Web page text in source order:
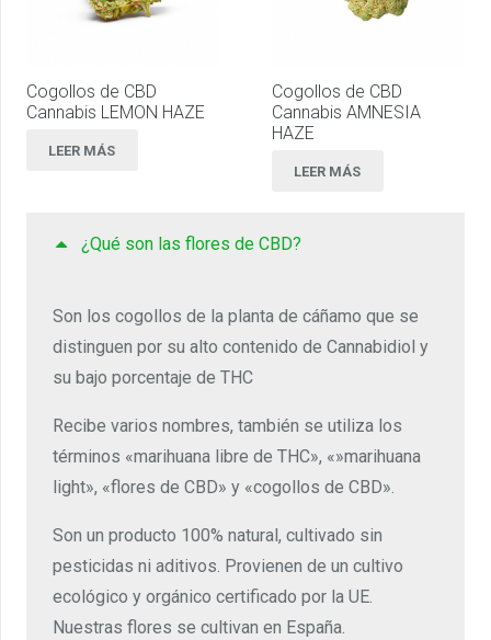
Cogollos de CBD
Cannabis LEMON HAZE
LEER MÁS
Cogollos de CBD
Cannabis AMNESIA
HAZE
LEER MÁS
¿Qué son las flores de CBD?
Son los cogollos de la planta de cáñamo que se
distinguen por su alto contenido de Cannabidiol y
su bajo porcentaje de THC
Recibe varios nombres, también se utiliza los
términos «marihuana libre de THC», «»marihuana
light», «flores de CBD» y «cogollos de CBD».
Son un producto 100% natural, cultivado sin
pesticidas ni aditivos. Provienen de un cultivo
ecológico y orgánico certificado por la UE.
Nuestras flores se cultivan en España.